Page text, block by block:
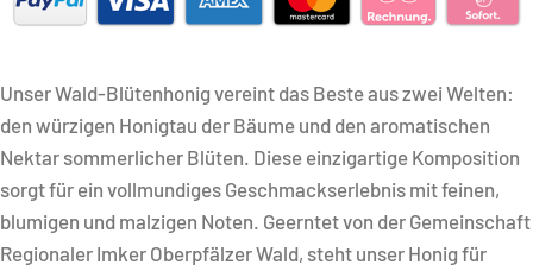
Unser Wald-Blütenhonig vereint das Beste aus zwei Welten:
den würzigen Honigtau der Bäume und den aromatischen
Nektar sommerlicher Blüten. Diese einzigartige Komposition
sorgt für ein vollmundiges Geschmackserlebnis mit feinen,
blumigen und malzigen Noten. Geerntet von der Gemeinschaft
Regionaler Imker Oberpfälzer Wald, steht unser Honig für